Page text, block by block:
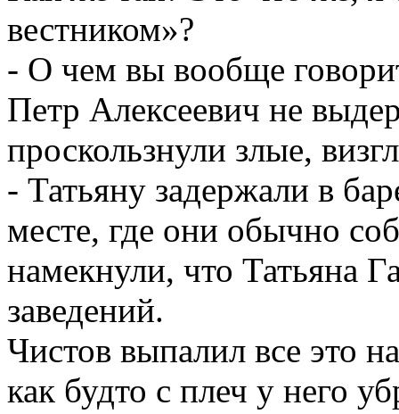
вестником»?
- О чем вы вообще
Петр Алексеевич не
проскользнули злые,
- Татьяну задержали в
месте, где они обычно
намекнули, что Татьяна
заведений.
Чистов выпалил все это
как будто с плеч у него